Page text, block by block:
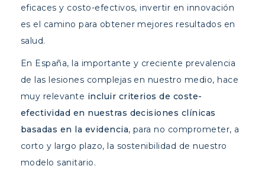
eficaces y costo-efectivos, invertir en innovación
es el camino para obtener mejores resultados en
salud.
En España, la importante y creciente prevalencia
de las lesiones complejas en nuestro medio, hace
muy relevante incluir criterios de coste-
efectividad en nuestras decisiones clínicas
basadas en la evidencia, para no comprometer, a
corto y largo plazo, la sostenibilidad de nuestro
modelo sanitario.